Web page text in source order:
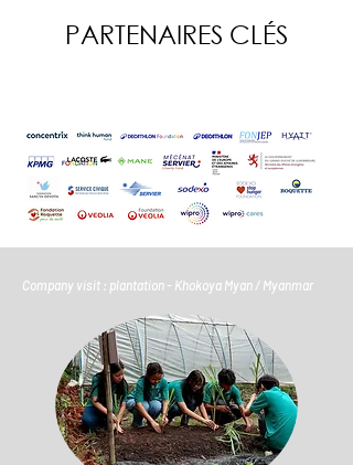
PARTENAIRES CLÉS
Company visit : plantation - Khokoya Myan / Myanmar